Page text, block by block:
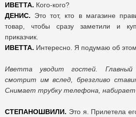
ИВЕТТА. Кого-кого?
ДЕНИС. Это тот, кто в магазине
товар, чтобы сразу заметили и
приказчик.
ИВЕТТА. Интересно. Я подумаю об
Иветта уводит гостей. Главный
смотрит им вслед, брезгливо
Снимает трубку телефона, набирает
СТЕПАНОШВИЛИ. Это я. Прилетела